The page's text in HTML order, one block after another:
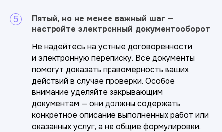
Пятый, но не менее важный шаг —
настройте электронный документооборот
Не надейтесь на устные договоренности
и электронную переписку. Все документы
помогут доказать правомерность ваших
действий в случае проверки. Особое
внимание уделяйте закрывающим
документам — они должны содержать
конкретное описание выполненных работ или
оказанных услуг, а не общие формулировки.